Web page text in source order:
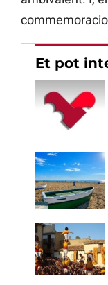
Et pot